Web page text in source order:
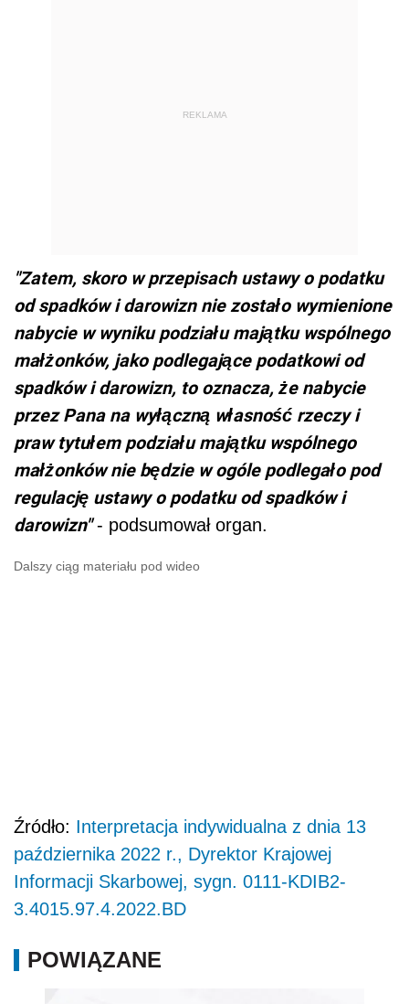
REKLAMA
"Zatem, skoro w przepisach ustawy o podatku
od spadków i darowizn nie zostało wymienione
nabycie w wyniku podziału majątku wspólnego
małżonków, jako podlegające podatkowi od
spadków i darowizn, to oznacza, że nabycie
przez Pana na wyłączną własność rzeczy i
praw tytułem podziału majątku wspólnego
małżonków nie będzie w ogóle podlegało pod
regulację ustawy o podatku od spadków i
darowizn"- podsumował organ.
Dalszy ciąg materiału pod wideo
Źródło: Interpretacja indywidualna z dnia 13
października 2022 r., Dyrektor Krajowej
Informacji Skarbowej, sygn. 0111-KDIB2-
3.4015.97.4.2022.BD
POWIĄZANE